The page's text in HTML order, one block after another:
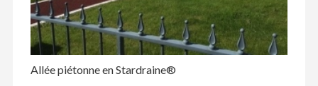
Allée piétonne en Stardraine®